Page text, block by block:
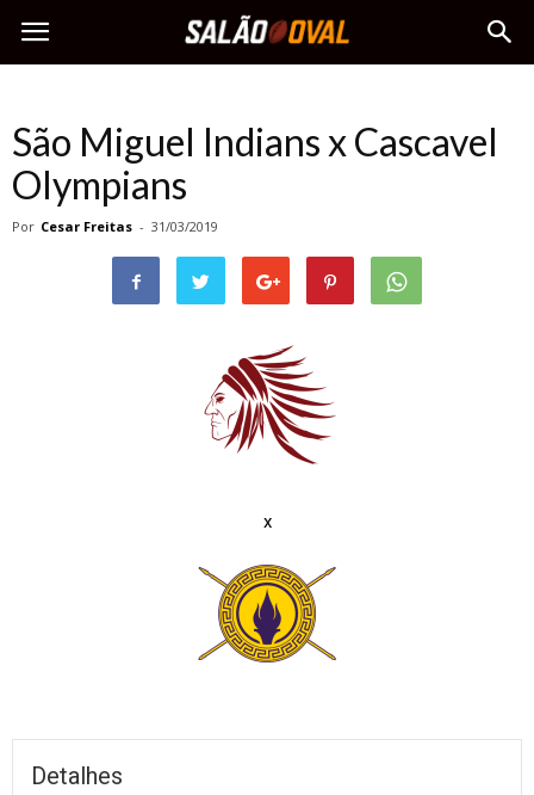
São Miguel Indians x Cascavel
Olympians
Por Cesar Freitas - 31/03/2019
x
Detalhes